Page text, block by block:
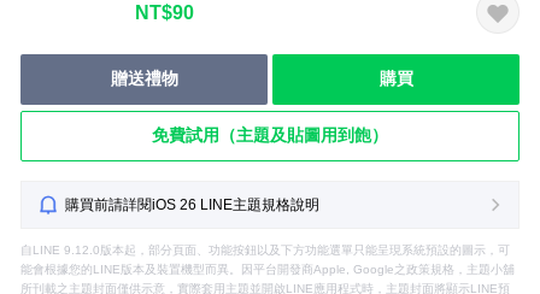
NT$90
贈送禮物 購買
免費試用（主題及貼圖用到飽）
購買前請詳閱iOS 26 LINE主題規格說明
自LINE 9.12.0版本起，部分頁面、功能按鈕以及下方功能選單只能呈現系統預設的圖示，可
能會根據您的LINE版本及裝置機型而異。因平台開發商Apple, Google之政策規格，主題小舖
所刊載之主題封面僅供示意，實際套用主題並開啟LINE應用程式時，主題封面將顯示LINE預